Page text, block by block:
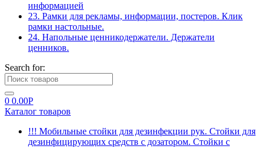
информацией
23. Рамки для рекламы, информации, постеров. Клик
рамки настольные.
24. Напольные ценникодержатели. Держатели
ценников.
Search for:
0 0.00Р
Каталог товаров
!!! Мобильные стойки для дезинфекции рук. Стойки для
дезинфицирующих средств с дозатором. Стойки с